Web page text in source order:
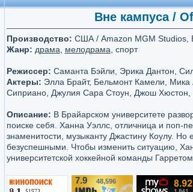
Вне кампуса /
Производство: США / Amazon MGM Studios,
Жанр: драма мелодрама , спорт
Режиссер: Саманта Бэйли, Эрика Дантон,
Актеры: Элла Брайт, Бельмонт Камели,
Сиприано, Джулия Сара Стоун, Джош Хюстон,
Описание: В Брайарском университете
поиске себя. Ханна Уэллс, отличница и поп-
знаменитости, музыканту Джастину Коулу.
безуспешными. Чтобы изменить ситуацию,
университетской хоккейной команды
7.9/10 48,596